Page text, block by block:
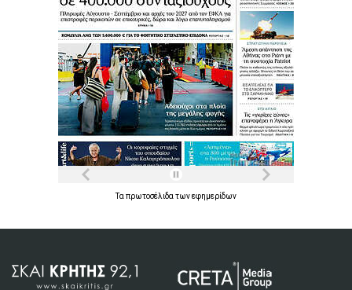
Τα πρωτοσέλιδα τωνεφημερίδων